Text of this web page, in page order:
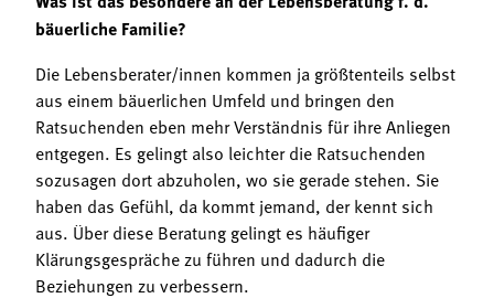
bäuerliche Familie?
Die Lebensberater/innen kommen ja größtenteils selbst
aus einem bäuerlichen Umfeld und bringen den
Ratsuchenden eben mehr Verständnis für ihre Anliegen
entgegen. Es gelingt also leichter die Ratsuchenden
sozusagen dort abzuholen, wo sie gerade stehen. Sie
haben das Gefühl, da kommt jemand, der kennt sich
aus. Über diese Beratung gelingt es häufiger
Klärungsgespräche zu führen und dadurch die
Beziehungen zu verbessern.